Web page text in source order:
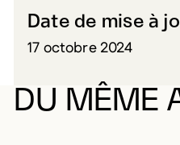
Date de mise à
17 octobre 2024
DU MÊME